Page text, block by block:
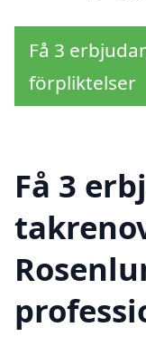
Få 3
förpliktelser
Få 3